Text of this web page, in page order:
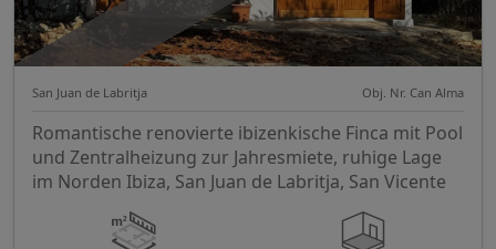
San Juan de Labritja Obj. Nr. Can Alma
Romantische renovierte ibizenkische Finca mit Pool
und Zentralheizung zur Jahresmiete, ruhige Lage
im Norden Ibiza, San Juan de Labritja, San Vicente